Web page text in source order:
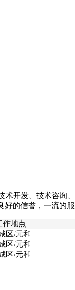
开发、技术咨询
的信誉，一流的
地点
区/元和
区/元和
区/元和